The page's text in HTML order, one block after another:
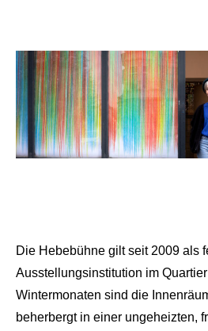
Die Hebebühne gilt seit 2009 als
Ausstellungsinstitution im
Wintermonaten sind die
beherbergt in einer ungeheizten,